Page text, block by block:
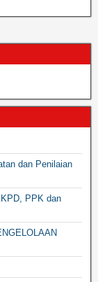
dan Penilaian
PPK dan